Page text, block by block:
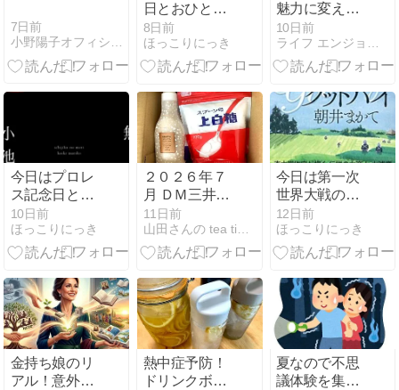
7日前
日とおひとり
さまのあった
か1ヶ月食費2
万円生活。
8日前
ほっこりにっき
魅力に変える
女性の秘訣
【人間関係が
80%改善】
10日前
今日はプロレ
ス記念日と無
花果の森。
10日前
ほっこりにっき
２０２６年７
月 ＤＭ三井製
糖の株主優待
品が届いたよ
11日前
今日は第一次
世界大戦の日
とグッドバ
イ。
12日前
ほっこりにっき
金持ち娘のリ
アル！意外な
熱中症予防！
ドリンクボト
夏なので不思
議体験を集め